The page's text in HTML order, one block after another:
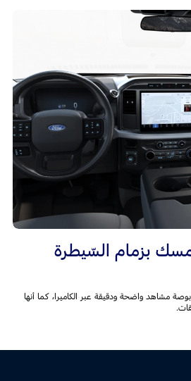
بزمام السّيطرة
لك شاشة اللّمس قياس 12 بوصة مشاهد واضحة ودقيقة عبر الكاميرا، كما أنها